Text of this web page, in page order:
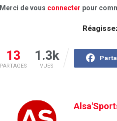
Merci de vous connecter pour
13
PARTAGES
1.3k
VUES